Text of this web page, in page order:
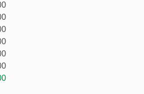
年古厝有着经典的燕尾翘脊，是从清
，让你直接住进充满故事的历史现